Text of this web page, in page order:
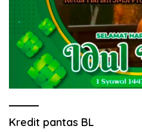
Kredit pantas BL